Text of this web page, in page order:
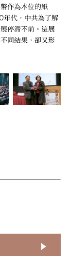
作為本位的紙
年代，中共為了解
停滯不前。這展
同結果，卻又形